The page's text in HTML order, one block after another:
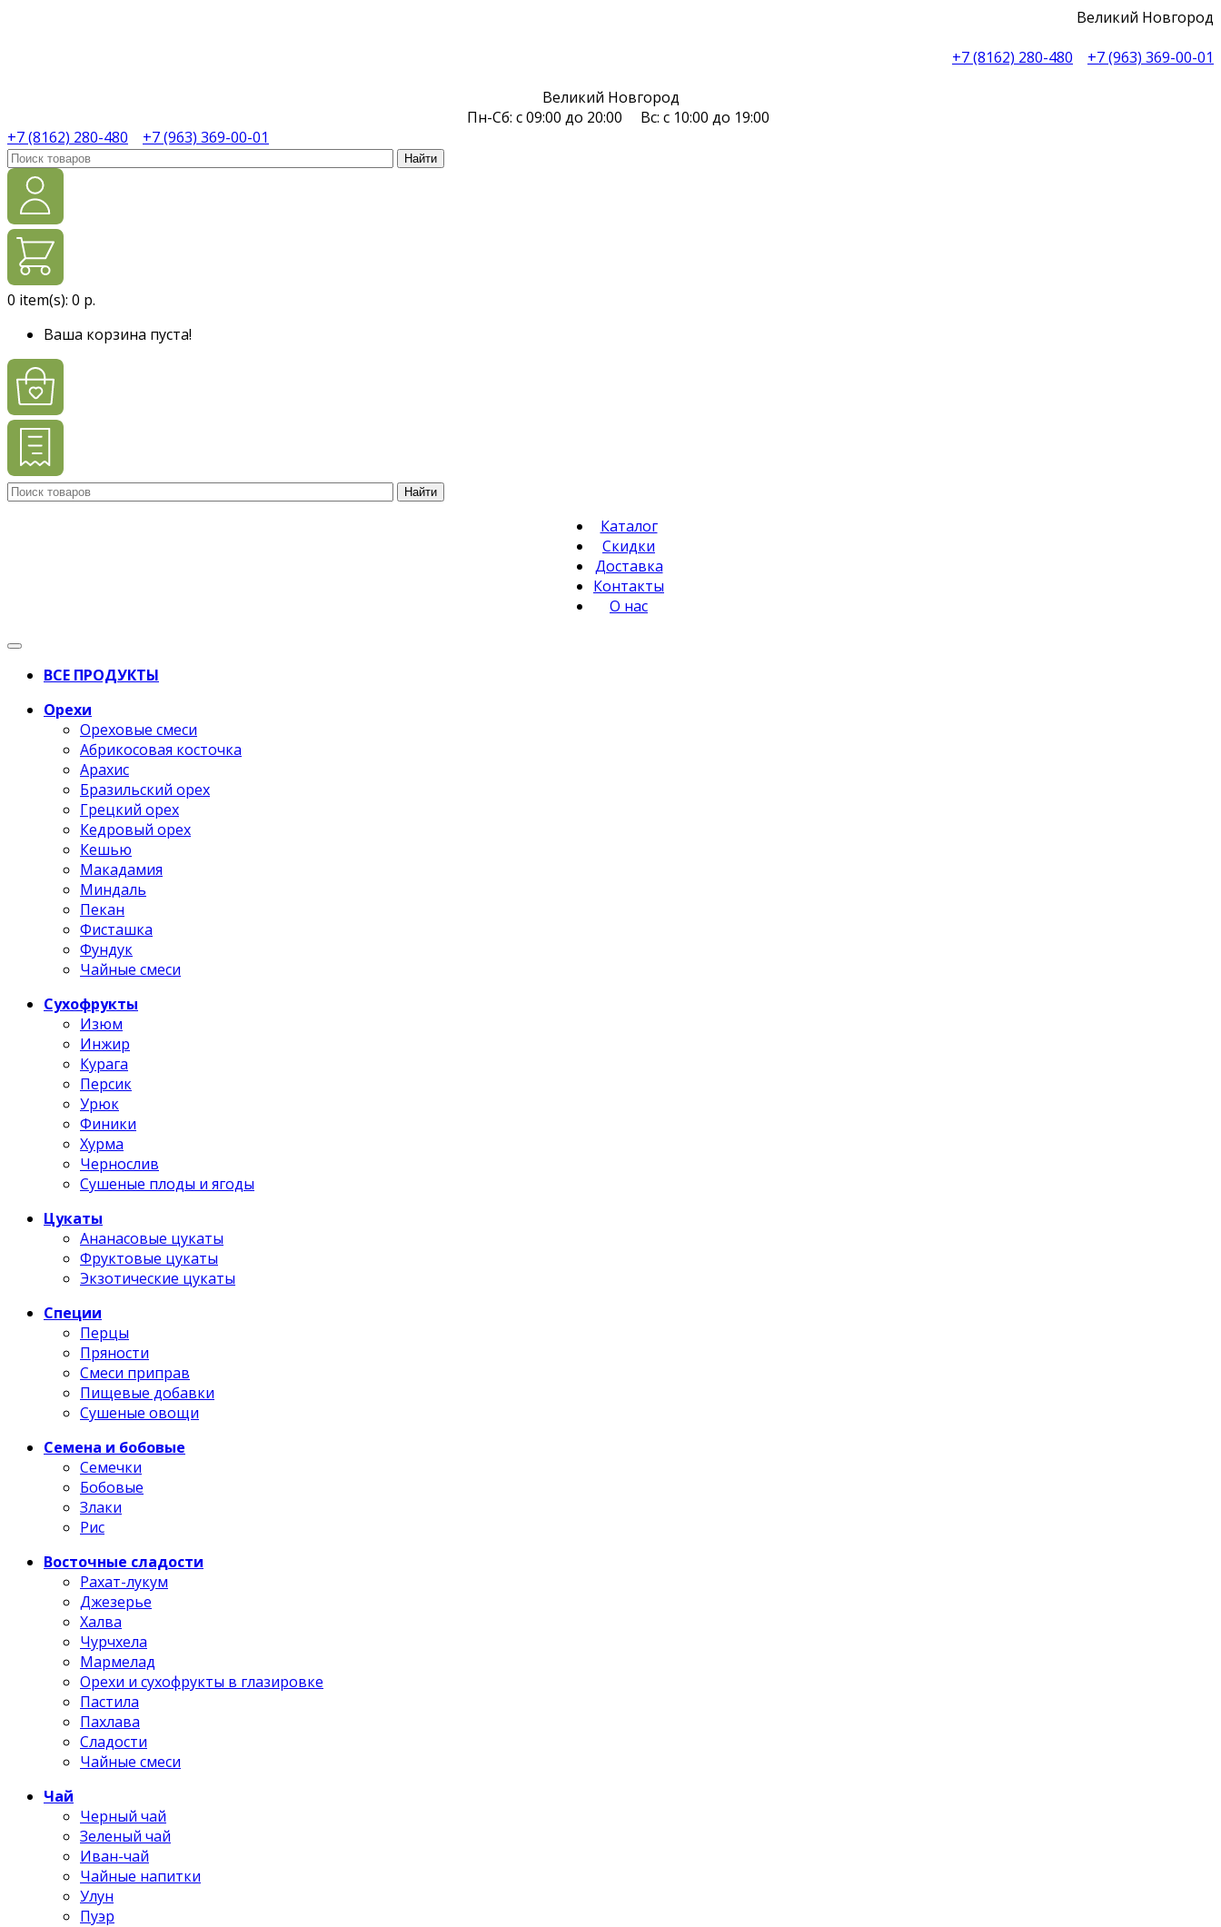
Великий Новгород
+7 (8162) 280-480
+7 (963) 369-00-01
Великий Новгород
Пн-Сб: с 09:00 до 20:00 Вс: с 10:00 до 19:00
+7 (8162) 280-480
+7 (963) 369-00-01
Найти
0 item(s): 0 р.
Ваша корзина пуста!
Найти
Каталог
Скидки
Доставка
Контакты
О нас
ВСЕ ПРОДУКТЫ
Орехи
Ореховые смеси
Абрикосовая косточка
Арахис
Бразильский орех
Грецкий орех
Кедровый орех
Кешью
Макадамия
Миндаль
Пекан
Фисташка
Фундук
Чайные смеси
Сухофрукты
Изюм
Инжир
Курага
Персик
Урюк
Финики
Хурма
Чернослив
Сушеные плоды и ягоды
Цукаты
Ананасовые цукаты
Фруктовые цукаты
Экзотические цукаты
Специи
Перцы
Пряности
Смеси приправ
Пищевые добавки
Сушеные овощи
Семена и бобовые
Семечки
Бобовые
Злаки
Рис
Восточные сладости
Рахат-лукум
Джезерье
Халва
Чурчхела
Мармелад
Орехи и сухофрукты в глазировке
Пастила
Пахлава
Сладости
Чайные смеси
Чай
Черный чай
Зеленый чай
Иван-чай
Чайные напитки
Улун
Пуэр